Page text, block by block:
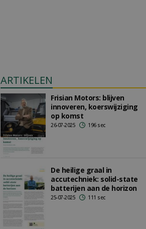
ARTIKELEN
Frisian Motors: blijven
innoveren, koerswijziging
op komst
26-07-2025 196 sec
De heilige graal in
accutechniek: solid-state
batterijen aan de horizon
25-07-2025 111 sec